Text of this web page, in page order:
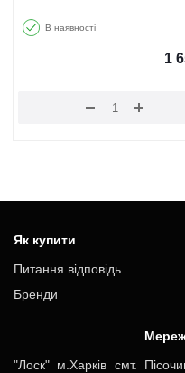
В наявності
1
Як купити
Питання відповідь
Бренди
"Лоск" м.Харків смт.